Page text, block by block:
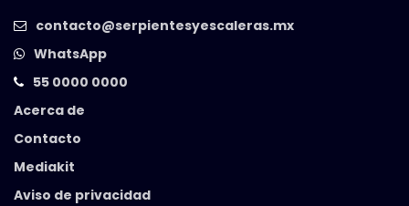
contacto@serpientesyescaleras.mx
WhatsApp
55 0000 0000
Acerca de
Contacto
Mediakit
Aviso de privacidad